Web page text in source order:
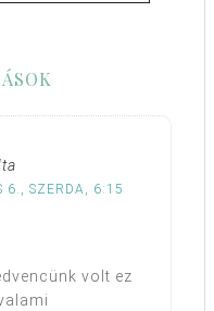
6., SZERDA, 6:15
volt ez